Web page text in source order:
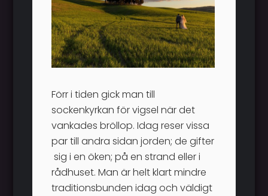
Förr i tiden gick man till
sockenkyrkan för vigsel när det
vankades bröllop. Idag reser vissa
par till andra sidan jorden; de gifter
sig i en öken; på en strand eller i
rådhuset. Man är helt klart mindre
traditionsbunden idag och väldigt